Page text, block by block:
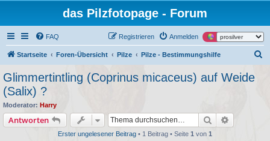
das Pilzfotopage - Forum
FAQ Anmelden
Registrieren
Startseite Foren-Übersicht Pilze Pilze - Bestimmungshilfe
Glimmertintling (Coprinus micaceus) auf Weide
(Salix) ?
Moderator: Harry
Antworten Suche
Erster ungelesener Beitrag • 1 Beitrag • Seite 1 von 1